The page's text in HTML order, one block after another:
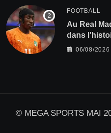
FOOTBALL
Au Real
dans
multiples
06/08/2026
© MEGA SPORTS MAI